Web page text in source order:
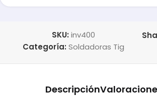
SKU:inv400
Categoría: Soldadoras Tig
Descripción